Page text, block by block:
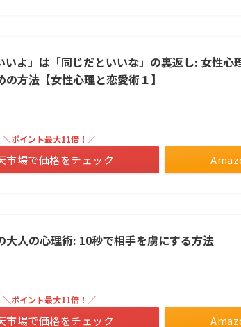
いよ」は「同じだといいな」の裏返し: 女性
方法【女性心理と恋愛術１】
＼ポイント最大11倍！／
市場で価格をチェック
大人の心理術: 10秒で相手を虜にする方法
＼ポイント最大11倍！／
市場で価格をチェック